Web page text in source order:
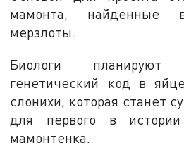
мамонта, найденные
мерзлоты.
Биологи
генетический код в
слонихи, которая станет
для первого в истории
мамонтенка.